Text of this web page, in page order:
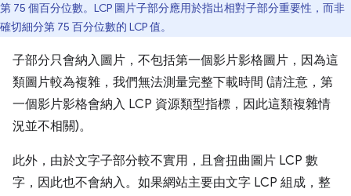
第 75 個百分位數。LCP 圖片子部分應用於指出相對子部分重要性，而非
確切細分第 75 百分位數的 LCP 值。
子部分只會納入圖片，不包括第一個影片影格圖片，因為這
類圖片較為複雜，我們無法測量完整下載時間 (請注意，第
一個影片影格會納入 LCP 資源類型指標，因此這類複雜情
況並不相關)。
此外，由於文字子部分較不實用，且會扭曲圖片 LCP 數
字，因此也不會納入。如果網站主要由文字 LCP 組成，整